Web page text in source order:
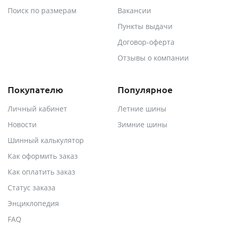
Поиск по размерам
Вакансии
Пункты выдачи
Договор-оферта
Отзывы о компании
Покупателю
Личный кабинет
Новости
Шинный калькулятор
Как оформить заказ
Как оплатить заказ
Статус заказа
Энциклопедия
FAQ
Популярное
Летние шины
Зимние шины